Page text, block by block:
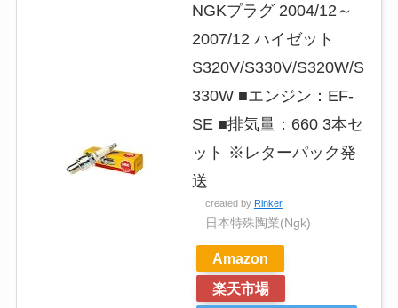
NGKプラグ 2004/12～
2007/12 ハイゼット
S320V/S330V/S320W/S
330W ■エンジン：EF-
SE ■排気量：660 3本セ
ット ※レターパック発
送
created by Rinker
日本特殊陶業(Ngk)
Amazon
楽天市場